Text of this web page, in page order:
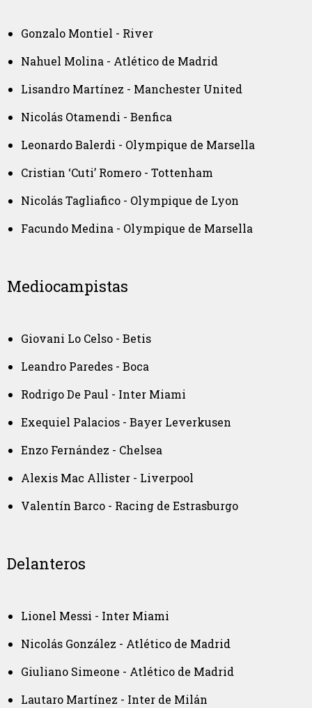
Gonzalo Montiel - River
Nahuel Molina - Atlético de Madrid
Lisandro Martínez - Manchester United
Nicolás Otamendi - Benfica
Leonardo Balerdi - Olympique de Marsella
Cristian ‘Cuti’ Romero - Tottenham
Nicolás Tagliafico - Olympique de Lyon
Facundo Medina - Olympique de Marsella
Mediocampistas
Giovani Lo Celso - Betis
Leandro Paredes - Boca
Rodrigo De Paul - Inter Miami
Exequiel Palacios - Bayer Leverkusen
Enzo Fernández - Chelsea
Alexis Mac Allister - Liverpool
Valentín Barco - Racing de Estrasburgo
Delanteros
Lionel Messi - Inter Miami
Nicolás González - Atlético de Madrid
Giuliano Simeone - Atlético de Madrid
Lautaro Martínez - Inter de Milán